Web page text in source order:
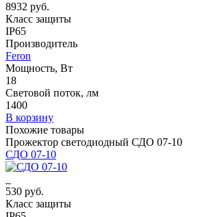
8932 руб.
Класс защиты
IP65
Производитель
Feron
Мощность, Вт
18
Световой поток, лм
1400
В корзину
Похожие товары
Прожектор светодиодный СДО 07-10
СДО 07-10
530 руб.
Класс защиты